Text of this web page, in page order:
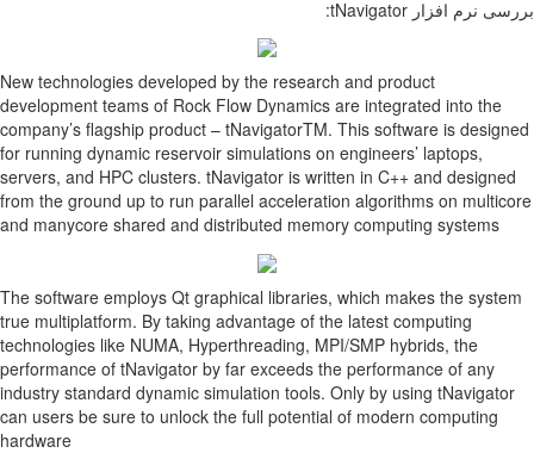
New technologies
development teams of
company’s flagship
for running dynamic
servers, and HPC
from the ground up to run
and manycore shared and
The software employs Qt
true multiplatform. By
technologies like NUMA,
performance of tNavigator
industry standard
can users be sure to